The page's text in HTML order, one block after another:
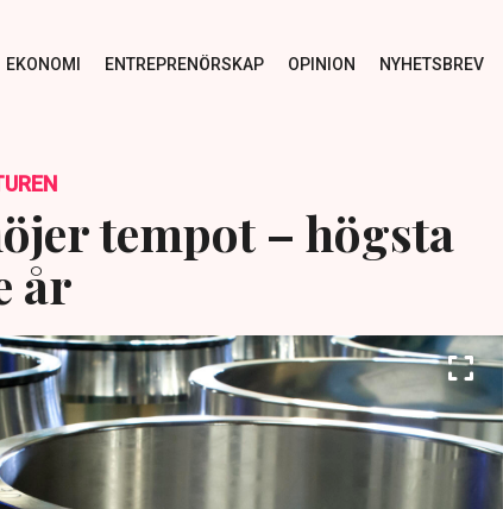
EKONOMI ENTREPRENÖRSKAP OPINION NYHETSBREV
tempot – högsta
år